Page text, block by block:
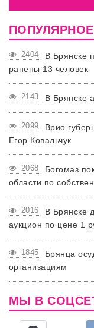
ПОПУЛЯРНОЕ
2404
В Брянске
ранены 13 человек
2143 В Брянске
2099
Врио
Егор Ковальчук
2068
Богомаз
области по
2016
В Брянске
аукцион по цене 1
1845
Брянца
организациям
МЫ В